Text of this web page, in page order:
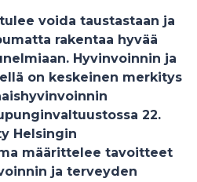
voida taustastaan ja
rakentaa hyvää
Hyvinvoinnin ja
on keskeinen merkitys
22.
Helsingin
määrittelee tavoitteet
ja terveyden